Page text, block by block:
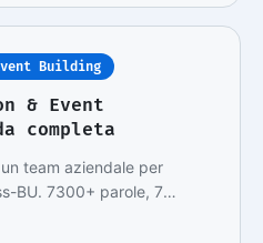
Building
& Event
completa
team aziendale per
BU. 7300+ parole, 7